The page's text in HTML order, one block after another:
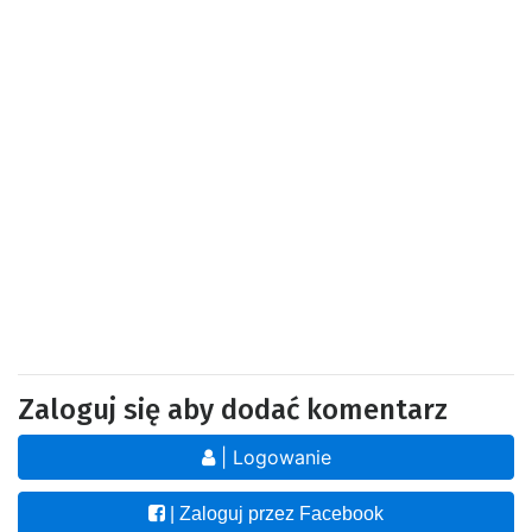
Zaloguj się aby dodać komentarz
| Logowanie
| Zaloguj przez Facebook